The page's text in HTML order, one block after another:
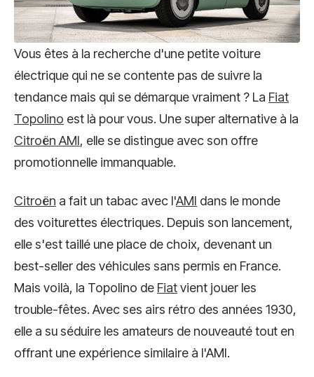
Vous êtes à la recherche d'une petite voiture
électrique qui ne se contente pas de suivre la
tendance mais qui se démarque vraiment ? La Fiat
Topolino est là pour vous. Une super alternative à la
Citroën AMI, elle se distingue avec son offre
promotionnelle immanquable.
Citroën a fait un tabac avec l'AMI dans le monde
des voiturettes électriques. Depuis son lancement,
elle s'est taillé une place de choix, devenant un
best-seller des véhicules sans permis en France.
Mais voilà, la Topolino de Fiatvient jouer les
trouble-fêtes. Avec ses airs rétro des années 1930,
elle a su séduire les amateurs de nouveauté tout en
offrant une expérience similaire à l'AMI.